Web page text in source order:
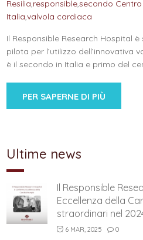
Resilia,responsible,secondo
Italia,valvola cardiaca
Il Responsible Research Hospital
pilota per l’utilizzo dell’innovativa
è il secondo in Italia e primo del
PER SAPERNE DI PIÙ
Ultime news
Il Responsible
Eccellenza della
straordinari nel
6 MAR, 2025 0